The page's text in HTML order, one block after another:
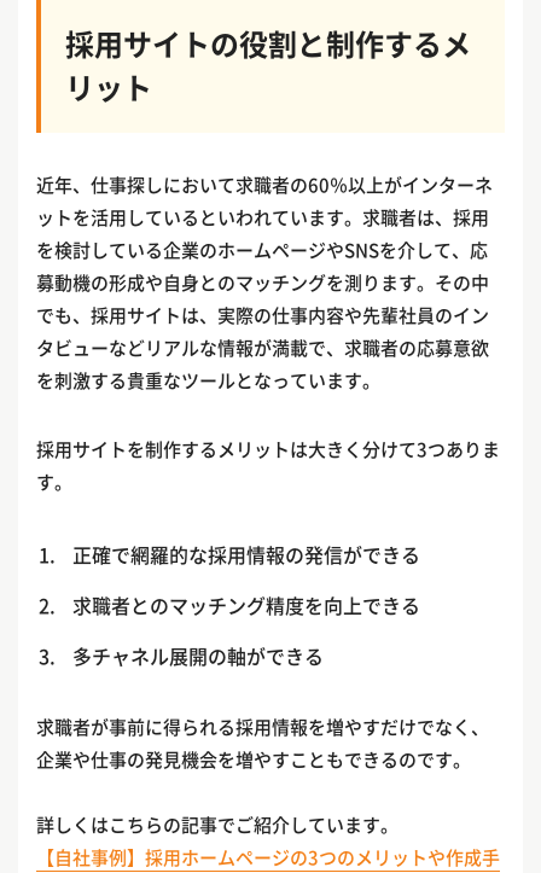
採用サイトの役割と制作するメ
リット
近年、仕事探しにおいて求職者の60％以上がインターネ
ットを活用しているといわれています。求職者は、採用
を検討している企業のホームページやSNSを介して、応
募動機の形成や自身とのマッチングを測ります。その中
でも、採用サイトは、実際の仕事内容や先輩社員のイン
タビューなどリアルな情報が満載で、求職者の応募意欲
を刺激する貴重なツールとなっています。
採用サイトを制作するメリットは大きく分けて3つありま
す。
正確で網羅的な採用情報の発信ができる
求職者とのマッチング精度を向上できる
多チャネル展開の軸ができる
求職者が事前に得られる採用情報を増やすだけでなく、
企業や仕事の発見機会を増やすこともできるのです。
詳しくはこちらの記事でご紹介しています。
【自社事例】採用ホームページの3つのメリットや作成手